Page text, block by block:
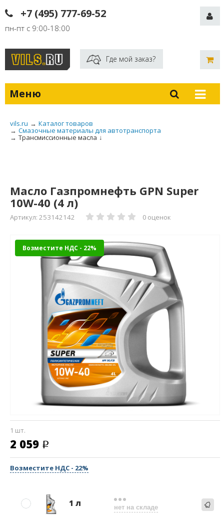
+7 (495) 777-69-52
пн-пт с 9:00-18:00
Где мой заказ?
Меню
vils.ru → Каталог товаров
→ Смазочные материалы для автотранспорта
→ Трансмиссионные масла ↓
Масло Газпромнефть GPN Super
10W-40 (4 л)
Артикул: 253142142 0 оценок
Возместите НДС - 22%
1 шт.
2 059
Возместите НДС - 22%
1 л нет на складе